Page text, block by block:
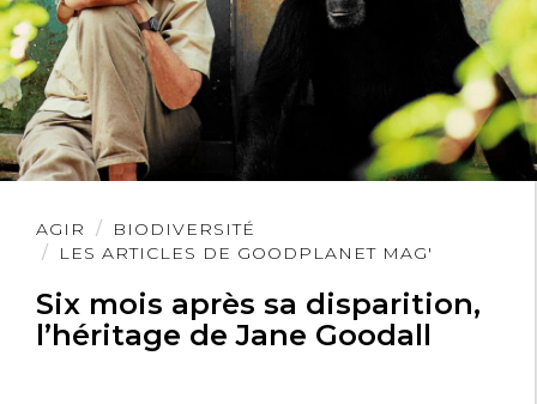
AGIR
BIODIVERSITÉ
LES ARTICLES DE GOODPLANET MAG'
Six mois après sa disparition,
l’héritage de Jane Goodall
Lire
l'article